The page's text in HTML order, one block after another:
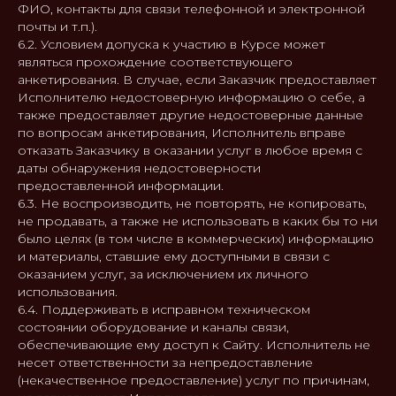
ФИО, контакты для связи телефонной и электронной
почты и т.п.).
6.2. Условием допуска к участию в Курсе может
являться прохождение соответствующего
анкетирования. В случае, если Заказчик предоставляет
Исполнителю недостоверную информацию о себе, а
также предоставляет другие недостоверные данные
по вопросам анкетирования, Исполнитель вправе
отказать Заказчику в оказании услуг в любое время с
даты обнаружения недостоверности
предоставленной информации.
6.3. Не воспроизводить, не повторять, не копировать,
не продавать, а также не использовать в каких бы то ни
было целях (в том числе в коммерческих) информацию
и материалы, ставшие ему доступными в связи с
оказанием услуг, за исключением их личного
использования.
6.4. Поддерживать в исправном техническом
состоянии оборудование и каналы связи,
обеспечивающие ему доступ к Сайту. Исполнитель не
несет ответственности за непредоставление
(некачественное предоставление) услуг по причинам,